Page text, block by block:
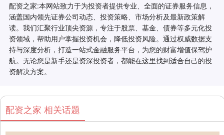
配资之家:本网站致力于为投资者提供专业、全面的证券服务信息，
涵盖国内领先证券公司动态、投资策略、市场分析及最新政策解
读。我们汇聚行业顶尖资源，专注于股票、基金、债券等多元化投
资领域，帮助用户掌握投资机会，降低投资风险。通过权威数据支
持与深度分析，打造一站式金融服务平台，为您的财富增值保驾护
航。无论您是新手还是资深投资者，都能在这里找到适合自己的投
资解决方案。
配资之家 相关话题